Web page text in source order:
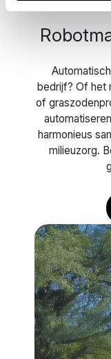
bedrijf? Of het
of
harmonieus
milieuzorg.